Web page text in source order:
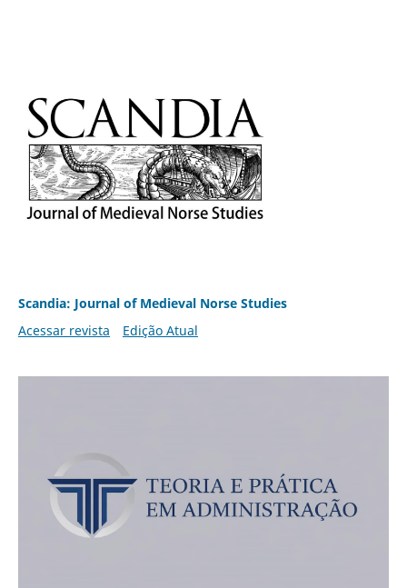
Scandia: Journal of Medieval Norse Studies
Acessar revista
Edição Atual